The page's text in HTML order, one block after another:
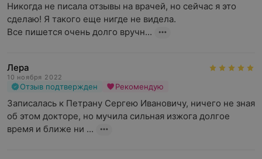
Никогда не писала отзывы на врачей, но сейчас я это
сделаю! Я такого еще нигде не видела.
Все пишется очень долго вручн...
Лера
10 ноября 2022
Отзыв подтвержден Рекомендую
Записалась к Петрану Сергею Ивановичу, ничего не зная
об этом докторе, но мучила сильная изжога долгое
время и ближе ни ...